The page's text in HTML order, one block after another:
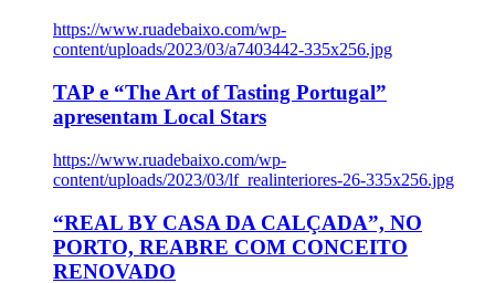
https://www.ruadebaixo.com/wp-
content/uploads/2023/03/a7403442-335x256.jpg
TAP e “The Art of Tasting Portugal”
apresentam Local Stars
https://www.ruadebaixo.com/wp-
content/uploads/2023/03/lf_realinteriores-26-335x256.jpg
“REAL BY CASA DA CALÇADA”, NO
PORTO, REABRE COM CONCEITO
RENOVADO